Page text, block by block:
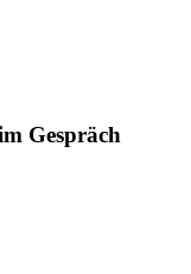
Gespräch